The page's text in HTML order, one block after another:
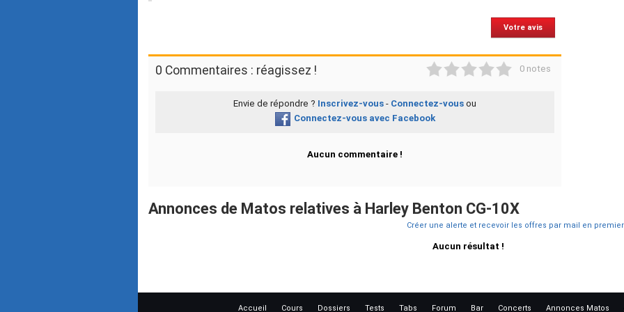
Votre avis
0 Commentaires : réagissez ! 0 notes
Envie de répondre ? Inscrivez-vous - Connectez-vous ou
Connectez-vous avec Facebook
Aucun commentaire !
Annonces de Matos relatives à Harley Benton CG-10X
Créer une alerte et recevoir les offres par mail en premier
Aucun résultat !
Accueil Cours Dossiers Tests Tabs Forum Bar Concerts Annonces Matos